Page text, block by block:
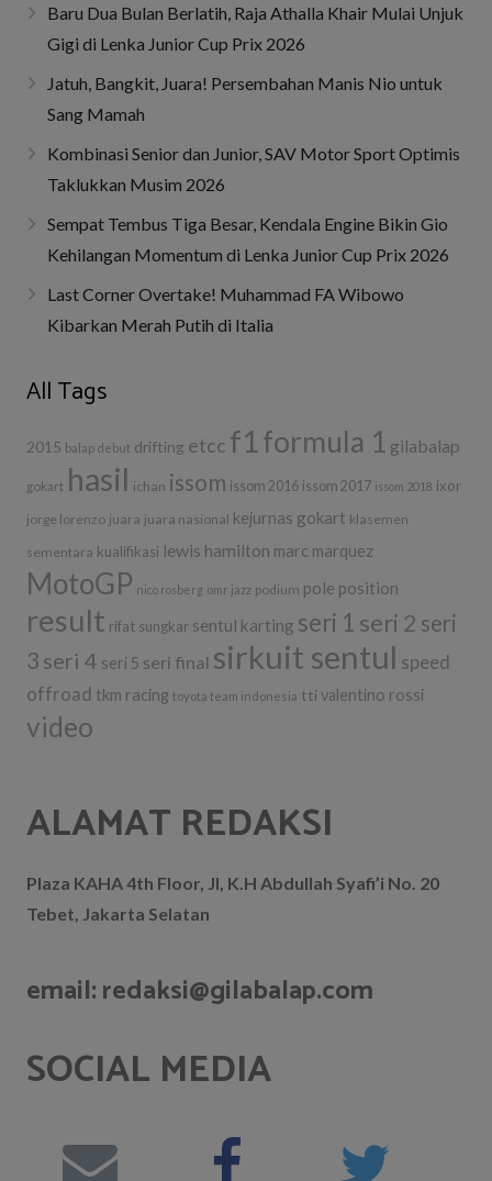
Baru Dua Bulan Berlatih, Raja Athalla Khair Mulai Unjuk
Gigi di Lenka Junior Cup Prix 2026
Jatuh, Bangkit, Juara! Persembahan Manis Nio untuk
Sang Mamah
Kombinasi Senior dan Junior, SAV Motor Sport Optimis
Taklukkan Musim 2026
Sempat Tembus Tiga Besar, Kendala Engine Bikin Gio
Kehilangan Momentum di Lenka Junior Cup Prix 2026
Last Corner Overtake! Muhammad FA Wibowo
Kibarkan Merah Putih di Italia
All Tags
2015 balap debut drifting etcc f1formula 1 gilabalap
gokart hasil ichan issom issom 2016 issom 2017 issom 2018 ixor
jorge lorenzo juara juara nasional kejurnas gokart klasemen
sementara kualifikasi lewis hamilton marc marquez
MotoGP nico rosberg omr jazz podium pole position
result rifat sungkar sentul karting seri 1 seri 2 seri
3 seri 4 seri 5 seri final sirkuit sentul speed
offroad tkm racing toyota team indonesia tti valentino rossi
video
ALAMAT REDAKSI
Plaza KAHA 4th Floor, Jl, K.H Abdullah Syafi’i No. 20
Tebet, Jakarta Selatan
email: redaksi@gilabalap.com
SOCIAL MEDIA